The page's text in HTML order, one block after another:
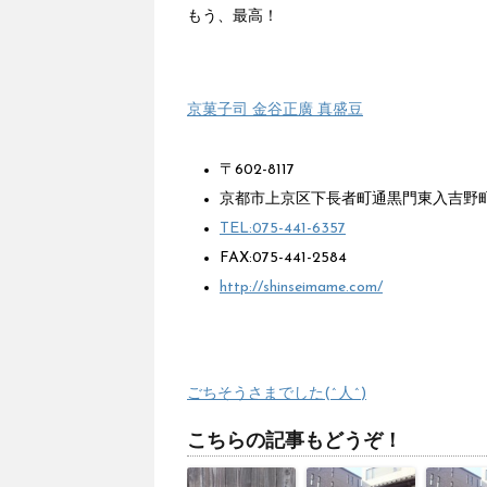
もう、最高！
京菓子司 金谷正廣 真盛豆
〒602-8117
京都市上京区下長者町通黒門東入吉野
TEL:075-441-6357
FAX:075-441-2584
http://shinseimame.com/
ごちそうさまでした(^人^)
こちらの記事もどうぞ！